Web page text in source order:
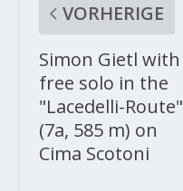
VORHERIGE
Simon Gietl with
free solo in the
"Lacedelli-Route"
(7a, 585 m) on
Cima Scotoni